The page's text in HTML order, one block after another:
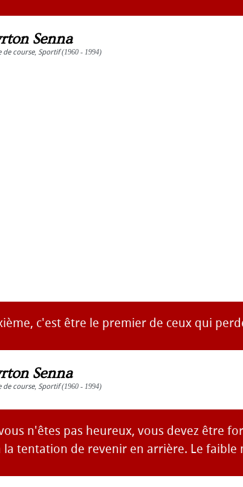
Senna
de course, Sportif(1960 - 1994)
c'est être le premier de ceux qui
Senna
de course, Sportif(1960 - 1994)
n'êtes pas heureux, vous devez être
la tentation de revenir en arrière. Le faible